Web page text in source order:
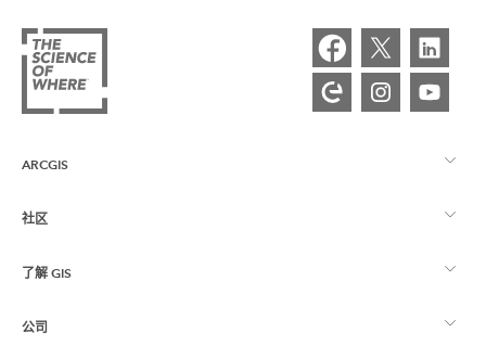
ARCGIS
ArcGIS 概览
制图
社区
Esri 社区
ArcGIS 博客
了解 GIS
什么是 GIS？
公司